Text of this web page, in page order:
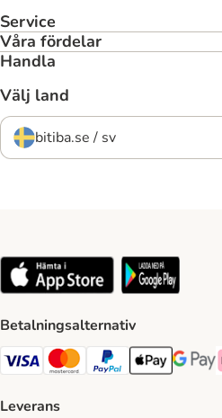
Service
Våra fördelar
Handla
Välj land
bitiba.se / sv
Betalningsalternativ
VISA Payment Method
Mastercard Payment Method
Paypal Payment Method
Apple PayGoogle
Leverans